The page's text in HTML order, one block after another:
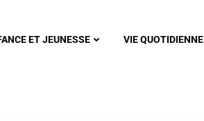
ET JEUNESSE VIE QUOTIDIENNE